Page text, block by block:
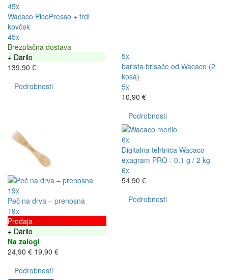
45x
Wacaco PicoPresso + trdi
kovček
45x
Brezplačna dostava
+ Darilo
139,90 €
Podrobnosti
5x
barista brisače od Wacaco (2
kosa)
5x
10,90 €
Podrobnosti
19x
Peč na drva – prenosna
19x
Prodaja
+ Darilo
Na zalogi
24,90 € 19,90 €
Podrobnosti
6x
Digitalna tehtnica Wacaco
exagram PRO - 0,1 g / 2 kg
6x
54,90 €
Podrobnosti